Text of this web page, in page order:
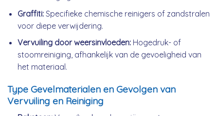
Graffiti:Specifieke chemische reinigers of zandstralen
voor diepe verwijdering.
Vervuiling door weersinvloeden:Hogedruk- of
stoomreiniging, afhankelijk van de gevoeligheid van
het materiaal.
Type Gevelmaterialen en Gevolgen van
Vervuiling en Reiniging